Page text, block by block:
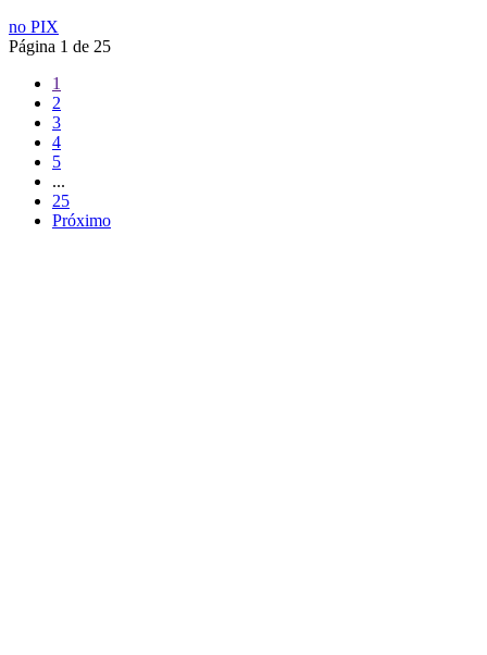
no PIX
Página 1 de 25
1
2
3
4
5
...
25
Próximo